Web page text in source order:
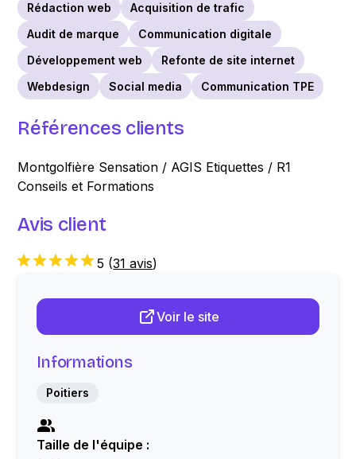
Rédaction web
Acquisition de trafic
Audit de marque
Communication digitale
Développement web
Refonte de site internet
Webdesign
Social media Communication TPE
Références clients
Montgolfière Sensation / AGIS Etiquettes / R1
Conseils et Formations
Avis client
5 (31 avis)
Voir le site
Informations
Poitiers
Taille de l'équipe :